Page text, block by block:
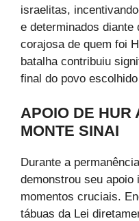
israelitas,
e determinados diante
corajosa de quem foi
batalha contribuiu
final do povo
APOIO DE HUR
MONTE SINAI
Durante a
demonstrou seu apoio
momentos cruciais.
tábuas da Lei